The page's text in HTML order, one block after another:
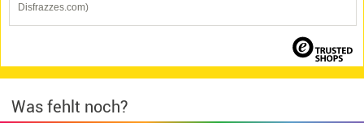
Disfrazzes.com)
Was fehlt noch?